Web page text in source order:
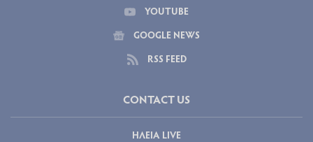
YOUTUBE
GOOGLE NEWS
RSS FEED
CONTACT US
ΗΛΕΙΑ LIVE